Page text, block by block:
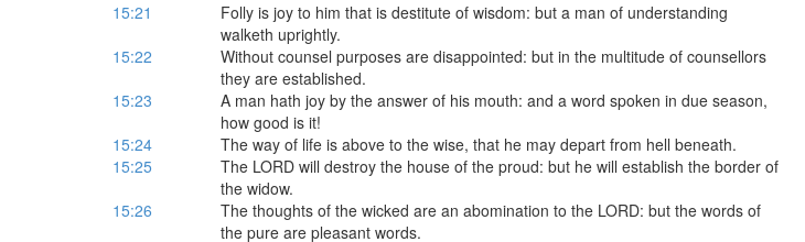
15:21
Folly is joy to him that is destitute of wisdom: but a man of understanding
walketh uprightly.
15:22
Without counsel purposes are disappointed: but in the multitude of counsellors
they are established.
15:23
A man hath joy by the answer of his mouth: and a word spoken in due season,
how good is it!
15:24
The way of life is above to the wise, that he may depart from hell beneath.
15:25
The LORD will destroy the house of the proud: but he will establish the border of
the widow.
15:26
The thoughts of the wicked are an abomination to the LORD: but the words of
the pure are pleasant words.